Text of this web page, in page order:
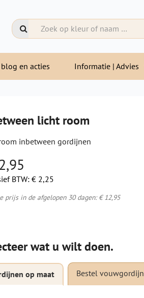
en acties Informatie | Advies
licht room
inbetween gordijnen
BTW:€ 2,25
prijs in de afgelopen 30 dagen:€ 12,95
wat u wilt doen.
op maat Bestel vouwgordijn